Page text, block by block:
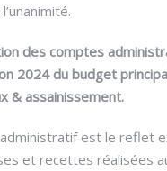
des comptes
2024 du budget
& assainissement.
est le reflet
et recettes réalisées